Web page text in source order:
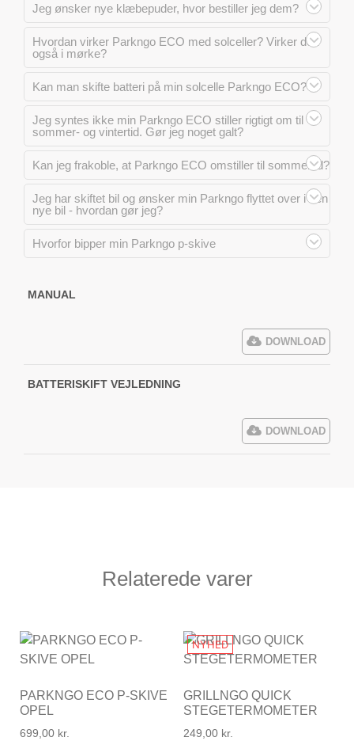
Jeg ønsker nye klæbepuder, hvor bestiller jeg dem?
Hvordan virker Parkngo ECO med solceller? Virker den
også i mørke?
Kan man skifte batteri på min solcelle Parkngo ECO?
Jeg syntes ikke min Parkngo ECO stiller rigtigt om til
sommer- og vintertid. Gør jeg noget galt?
Kan jeg frakoble, at Parkngo ECO omstiller til sommertid?
Jeg har skiftet bil og ønsker min Parkngo flyttet over i den
nye bil - hvordan gør jeg?
Hvorfor bipper min Parkngo p-skive
MANUAL
DOWNLOAD
BATTERISKIFT VEJLEDNING
DOWNLOAD
Relaterede varer
PARKNGO ECO P-SKIVE
OPEL
699,00 kr.
NYHED
GRILLNGO QUICK
STEGETERMOMETER
249,00 kr.